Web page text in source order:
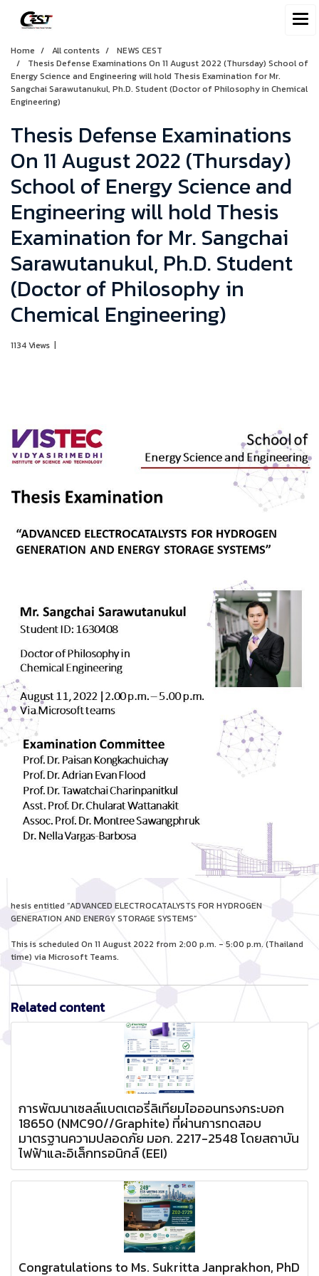
Home All contents
NEWS CEST
Thesis Defense Examinations On 11 August 2022 (Thursday) School of
Energy Science and Engineering will hold Thesis Examination for Mr.
Sangchai Sarawutanukul, Ph.D. Student (Doctor of Philosophy in Chemical
Engineering)
Thesis Defense Examinations
On 11 August 2022 (Thursday)
School of Energy Science and
Engineering will hold Thesis
Examination for Mr. Sangchai
Sarawutanukul, Ph.D. Student
(Doctor of Philosophy in
Chemical Engineering)
1134 Views |
hesis entitled “ADVANCED ELECTROCATALYSTS FOR HYDROGEN
GENERATION AND ENERGY STORAGE SYSTEMS”
This is scheduled On 11 August 2022 from 2:00 p.m. - 5:00 p.m. (Thailand
time) via Microsoft Teams.
Related content
การพัฒนาเซลล์แบตเตอรี่ลิเทียมไอออนทรงกระบอก
18650 (NMC90//Graphite) ที่ผ่านการทดสอบ
มาตรฐานความปลอดภัย มอก. 2217-2548 โดยสถาบัน
ไฟฟ้าและอิเล็กทรอนิกส์ (EEI)
Congratulations to Ms. Sukritta Janprakhon, PhD